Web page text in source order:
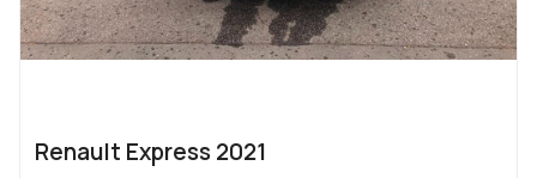
Renault Express 2021